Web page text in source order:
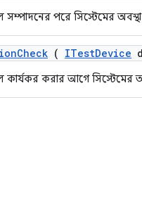
সম্পাদনের পরে সিস্টেমের
Check ( ITestDevice
কার্যকর করার আগে সিস্টেমের